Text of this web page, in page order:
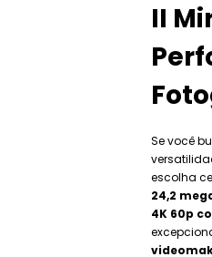
II
Se você
escolha
24,2
4K 60p